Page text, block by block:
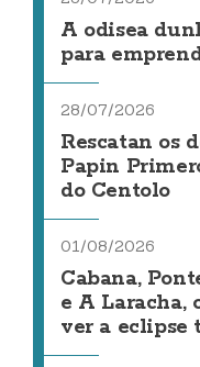
A odisea
para
28/07/2026
Rescatan os
Papin
do Centolo
01/08/2026
Cabana,
e A Laracha,
ver a eclipse